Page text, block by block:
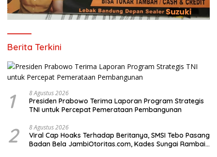
Berita Terkini
1 8 Agustus 2026
Presiden Prabowo Terima Laporan Program Strategis
TNI untuk Percepat Pemerataan Pembangunan
2 8 Agustus 2026
Viral Cap Hoaks Terhadap Beritanya, SMSI Tebo Pasang
Badan Bela JambiOtoritas.com, Kades Sungai Rambai